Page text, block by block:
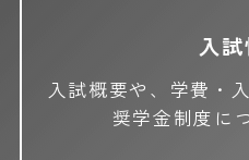
入
入試概要や、学費・
奨学金制度に